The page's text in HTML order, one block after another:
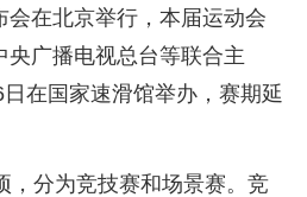
会在北京举行，本届运动会
央广播电视总台等联合主
在国家速滑馆举办，赛期延
，分为竞技赛和场景赛。竞